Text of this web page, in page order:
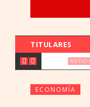
TITULARES
NOTICIAS
ECONOMÍA